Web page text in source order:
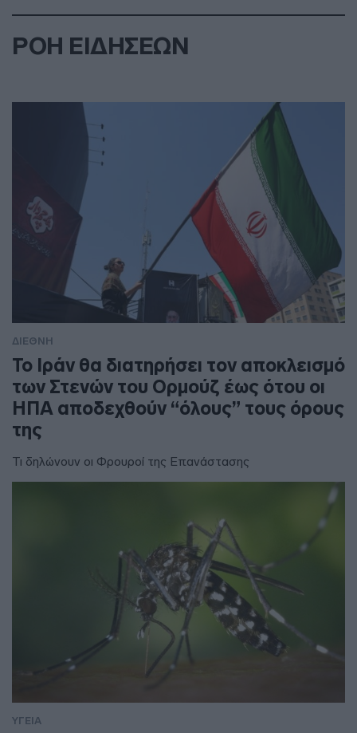
ΡΟΗ ΕΙΔΗΣΕΩΝ
ΔΙΕΘΝΗ
To Ιράν θα διατηρήσει τον αποκλεισμό
των Στενών του Ορμούζ έως ότου οι
ΗΠΑ αποδεχθούν “όλους” τους όρους
της
Τι δηλώνουν οι Φρουροί της Επανάστασης
ΥΓΕΙΑ